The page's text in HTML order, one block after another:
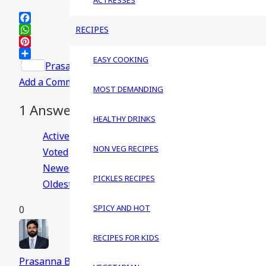
RECIPES
EASY COOKING
MOST DEMANDING
HEALTHY DRINKS
NON VEG RECIPES
PICKLES RECIPES
SPICY AND HOT
RECIPES FOR KIDS
Facebook
WhatsApp
Pinterest
Share
Prasanna BhendarkarAnswered question
07/
Add a Comment
1 Answer
Active
Voted
Newest
Oldest
0
Prasanna Bhendarkar70 Posted 07/06/2019